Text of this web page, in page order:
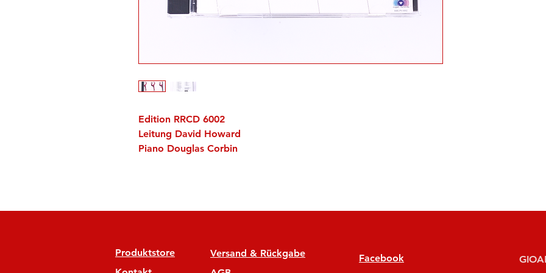
Edition RRCD 6002
Leitung David Howard
Piano Douglas Corbin
Produktstore
Versand & Rückgabe
Facebook